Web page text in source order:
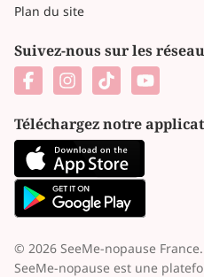
Plan du site
Suivez-nous sur les
Téléchargez notre
© 2026 SeeMe-nopause
SeeMe-nopause est une